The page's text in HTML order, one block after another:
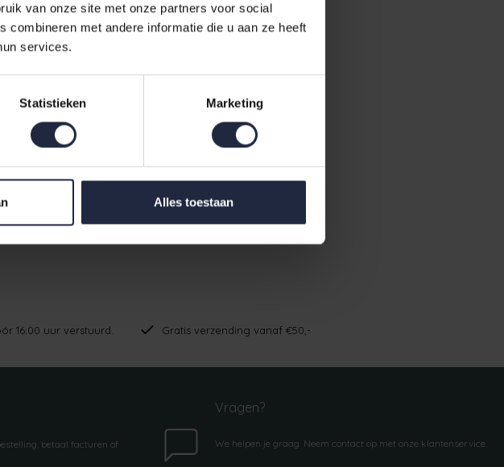
van onze site met onze partners voor social
combineren met andere informatie die u aan ze heeft
services.
Statistieken Marketing
Alles toestaan
16:00 uur verstuurd. Gratis verzending vanaf €50,-
betaal facturen of
Vragen?
We helpen je graag. Neem contact op met onze klantenservice.